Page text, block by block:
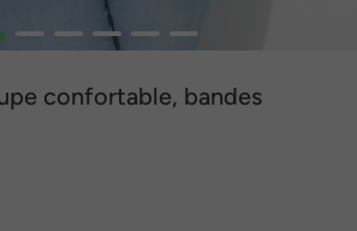
2 3 4 5 6
confortable, bandes